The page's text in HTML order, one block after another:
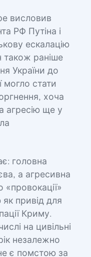
висловив
РФ Путіна і
ескалацію
також раніше
України до
могло стати
хоча
агресію ще у
головна
а агресивна
привід для
Криму.
на цивільні
незалежно
є помстою за